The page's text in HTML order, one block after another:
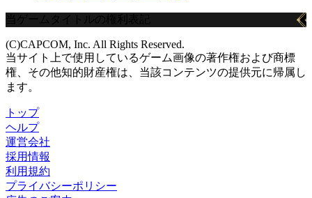
当ゲームタイトルの権利表記
(C)CAPCOM, Inc. All Rights Reserved.
当サイト上で使用しているゲーム画像の著作権および商標
権、その他知的財産権は、当該コンテンツの提供元に帰属し
ます。
トップ
ヘルプ
運営会社
採用情報
利用規約
プライバシーポリシー